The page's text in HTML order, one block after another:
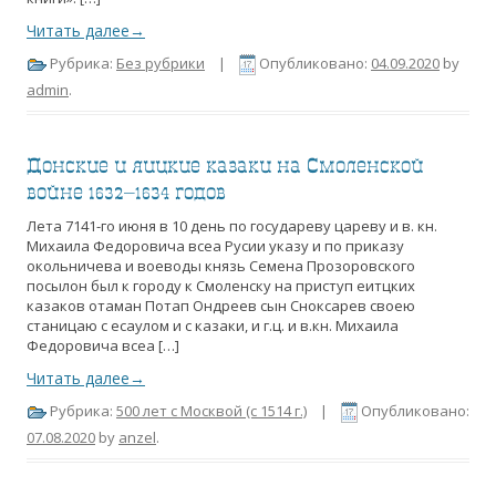
Читать далее→
Рубрика: Без рубрики | Опубликовано: 04.09.2020 by
admin.
Донские и яицкие казаки на Смоленской
войне 1632–1634 годов
Лета 7141-го июня в 10 день по государеву цареву и в. кн.
Михаила Федоровича всеа Русии указу и по приказу
окольничева и воеводы князь Семена Прозоровского
посылон был к городу к Смоленску на приступ еитцких
казаков отаман Потап Ондреев сын Сноксарев своею
станицаю с есаулом и с казаки, и г.ц. и в.кн. Михаила
Федоровича всеа […]
Читать далее→
Рубрика: 500 лет с Москвой (c 1514 г.) |
Опубликовано:
07.08.2020 by anzel.